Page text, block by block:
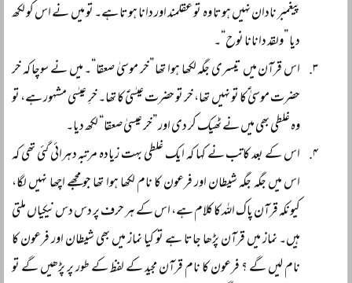
پیغمبر نادان نہیں ہوتا وہ تو عقلمند اور دانا ہوتا ہے۔ تو میں نے اس کو لکھ
دیا ”ولقد دانانا نوح“۔
اس قرآن میں تیسری جگہ لکھا ہوا تھا ”خر موسیٰ صعقا“۔ میں نے سوچا کہ خر
حضرت موسیٰ ؑکا تو نہیں تھا، خر تو حضرت عیسٰیؑ کا تھا۔ خرِ عیسٰی مشہور ہے، تو
وہ غلطی بھی میں نے ٹھیک کر دی اور ”خر عیسیٰ صعقا“ لکھ دیا۔
اس کے بعد کاتب نے کہا کہ ایک غلطی بہت زیادہ مرتبہ دہرائی گئی تھی کہ
اس میں جگہ جگہ شیطان اور فرعون کا نام لکھا ہوا تھا جو مجھے اچھا نہیں لگا،
کیونکہ قرآن پاک اللہ کا کلام ہے، اس کے ہر حرف پر دس دس نیکیاں ملتی
ہیں۔ نماز میں قرآن پڑھا جاتا ہے تو کیا نماز میں بھی شیطان اور فرعون کا
نام لیں گے ؟ فرعون کا نام قرآن مجید کے لفظ کے طور پر پڑھیں گے تو